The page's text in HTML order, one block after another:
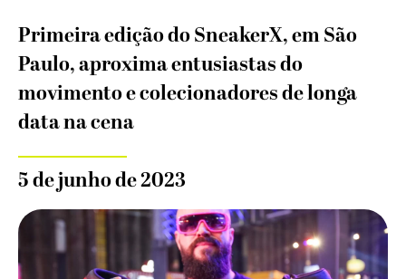
Primeira edição do SneakerX, em São
Paulo, aproxima entusiastas do
movimento e colecionadores de longa
data na cena
5 de junho de 2023